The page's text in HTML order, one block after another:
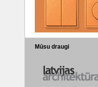
Mūsu draugi